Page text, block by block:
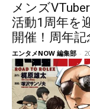
メンズ
活動1周年を
開催！周年
エンタメNOW 編集部 -